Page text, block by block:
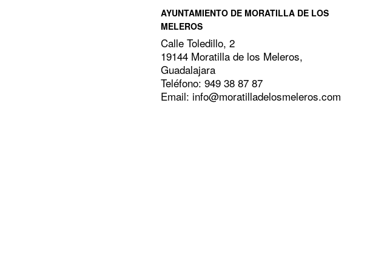
AYUNTAMIENTO DE MORATILLA DE LOS
MELEROS
Calle Toledillo, 2
19144 Moratilla de los Meleros,
Guadalajara
Teléfono: 949 38 87 87
Email: info@moratilladelosmeleros.com